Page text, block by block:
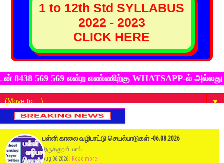
1 to 12th Std SYLLABUS
2022 - 2023
CLICK HERE
569 என்ற எண்ணிற்கு WHATSAPP-ல் அல்லது
▼
பள்ளி காலை வழிபாட்டு செயல்பாடுகள் -06.08.2026
திருக்குறள்: பால் :...
Aug 06 2026 |
Read more